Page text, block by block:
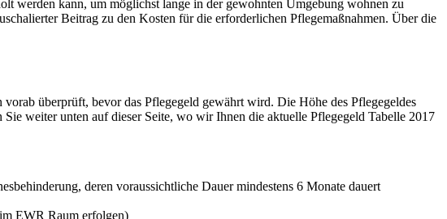
werden kann, um möglichst lange in der gewohnten Umgebung wohnen zu
Beitrag zu den Kosten für die erforderlichen Pflegemaßnahmen. Über die
überprüft, bevor das Pflegegeld gewährt wird. Die Höhe des Pflegegeldes
weiter unten auf dieser Seite, wo wir Ihnen die aktuelle Pflegegeld Tabelle 2017
deren voraussichtliche Dauer mindestens 6 Monate dauert
EWR Raum erfolgen)